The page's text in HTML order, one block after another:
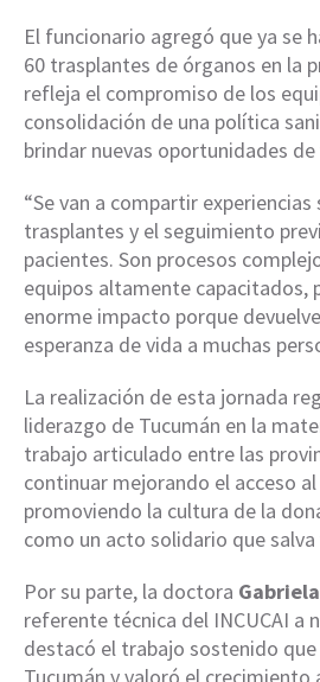
El funcionario agregó que ya se
60 trasplantes de órganos en la
refleja el compromiso de los
consolidación de una política
brindar nuevas oportunidades
“Se van a compartir
trasplantes y el seguimiento
pacientes. Son procesos
equipos altamente capacitados,
enorme impacto porque
esperanza de vida a muchas
La realización de esta jornada
liderazgo de Tucumán en la
trabajo articulado entre las
continuar mejorando el acceso
promoviendo la cultura de la
como un acto solidario que salva
Por su parte, la doctora
referente técnica del INCUCAI a
destacó el trabajo sostenido